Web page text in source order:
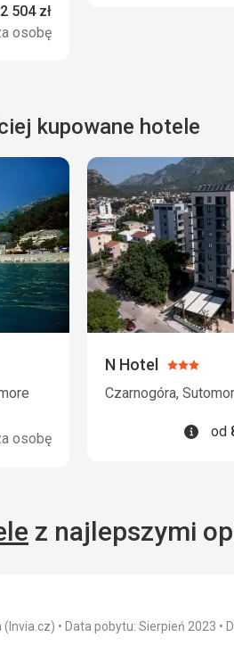
2 504zł
osobę
kupowane hotele
osobę
N Hotel
Ocena:
3/5
Czarnogóra,
od
z najlepszymi
(Invia.cz) Data pobytu: Sierpień 2023